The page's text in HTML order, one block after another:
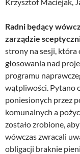
Radni będący
zarządzie
strony na sesji, która
głosowania nad
programu
wątpliwości. Pytano
poniesionych przez
komunalnych a
zostało zrobione,
wówczas zwracali
obligacji braknie